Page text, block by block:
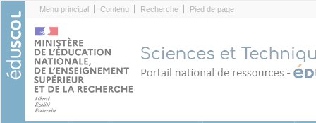
Menu principal Contenu Recherche Pied de page